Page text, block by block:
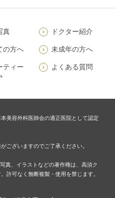
真 ドクター紹介
の方へ 未成年の方へ
ティー
よくある質問
美容外科医師会の適正医院として認定
ございますのでご了承ください。
真、イラストなどの著作権は、高須ク
許可なく無断複製・使用を禁じます。